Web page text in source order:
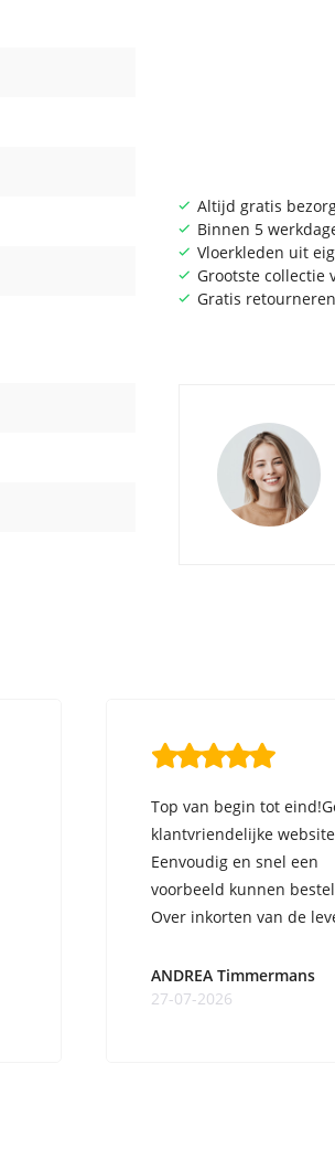
Altijd gratis
Binnen 5
Vloerkleden uit
Grootste collectie
Gratis retourneren
Top van begin tot
klantvriendelijke
Eenvoudig en snel een
voorbeeld kunnen
Over inkorten van de
ANDREA Timmermans
27-07-2026